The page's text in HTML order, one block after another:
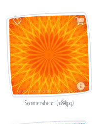
Sommerabend (m84.jpg)